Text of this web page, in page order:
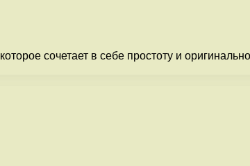
сочетает в себе простоту и